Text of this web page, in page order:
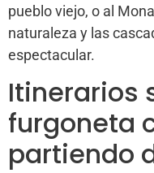
pueblo viejo, o al
naturaleza y las
espectacular.
Itinerarios
furgoneta
partiendo